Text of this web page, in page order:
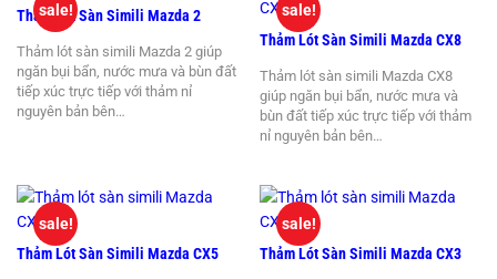
Thảm Lót Sàn Simili Mazda 2
Thảm lót sàn simili Mazda 2 giúp
ngăn bụi bẩn, nước mưa và bùn đất
tiếp xúc trực tiếp với thảm nỉ
nguyên bản bên…
sale!
Thảm Lót Sàn Simili Mazda CX8
Thảm lót sàn simili Mazda CX8
giúp ngăn bụi bẩn, nước mưa và
bùn đất tiếp xúc trực tiếp với thảm
nỉ nguyên bản bên…
sale!
Thảm Lót Sàn Simili Mazda CX5
sale!
Thảm Lót Sàn Simili Mazda CX3
sale!